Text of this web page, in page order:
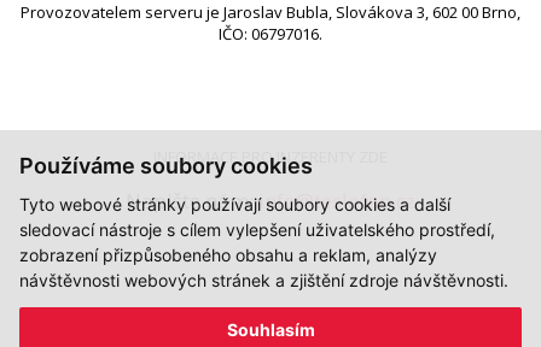
Používáme soubory cookies
Tyto webové stránky používají soubory cookies a další
sledovací nástroje s cílem vylepšení uživatelského prostředí,
zobrazení přizpůsobeného obsahu a reklam, analýzy
návštěvnosti webových stránek a zjištění zdroje návštěvnosti.
Souhlasím
Provozovatelem serveru je Jaroslav Bubla, Slovákova 3, 602 00 Brno,
IČO: 06797016.
INFORMACE PRO INZERENTY ZDE
Napište nám:info@teslafan.cz